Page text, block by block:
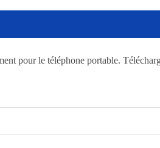
pour le téléphone portable.